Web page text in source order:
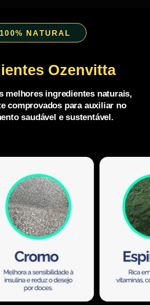
100% NATURAL
Ozenvitta
melhores ingredientes naturais,
comprovados para auxiliar no
saudável e sustentável.